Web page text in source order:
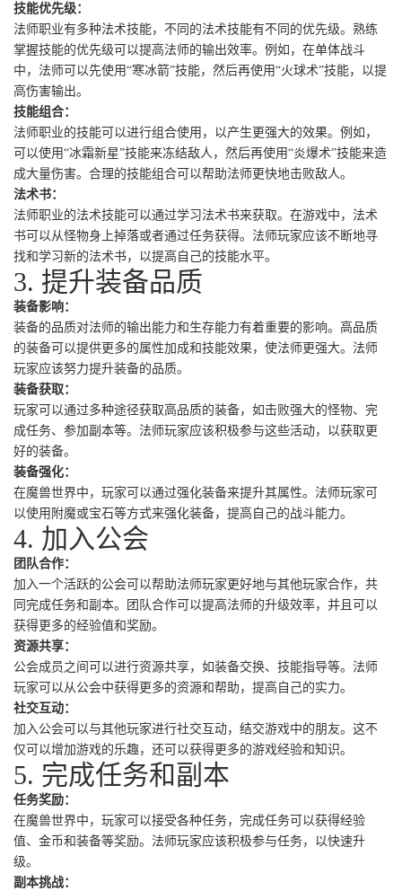
技能优先级：
法师职业有多种法术技能，不同的法术技能有不同的优先级。熟练
掌握技能的优先级可以提高法师的输出效率。例如，在单体战斗
中，法师可以先使用“寒冰箭”技能，然后再使用“火球术”技能，以提
高伤害输出。
技能组合：
法师职业的技能可以进行组合使用，以产生更强大的效果。例如，
可以使用“冰霜新星”技能来冻结敌人，然后再使用“炎爆术”技能来造
成大量伤害。合理的技能组合可以帮助法师更快地击败敌人。
法术书：
法师职业的法术技能可以通过学习法术书来获取。在游戏中，法术
书可以从怪物身上掉落或者通过任务获得。法师玩家应该不断地寻
找和学习新的法术书，以提高自己的技能水平。
3. 提升装备品质
装备影响：
装备的品质对法师的输出能力和生存能力有着重要的影响。高品质
的装备可以提供更多的属性加成和技能效果，使法师更强大。法师
玩家应该努力提升装备的品质。
装备获取：
玩家可以通过多种途径获取高品质的装备，如击败强大的怪物、完
成任务、参加副本等。法师玩家应该积极参与这些活动，以获取更
好的装备。
装备强化：
在魔兽世界中，玩家可以通过强化装备来提升其属性。法师玩家可
以使用附魔或宝石等方式来强化装备，提高自己的战斗能力。
4. 加入公会
团队合作：
加入一个活跃的公会可以帮助法师玩家更好地与其他玩家合作，共
同完成任务和副本。团队合作可以提高法师的升级效率，并且可以
获得更多的经验值和奖励。
资源共享：
公会成员之间可以进行资源共享，如装备交换、技能指导等。法师
玩家可以从公会中获得更多的资源和帮助，提高自己的实力。
社交互动：
加入公会可以与其他玩家进行社交互动，结交游戏中的朋友。这不
仅可以增加游戏的乐趣，还可以获得更多的游戏经验和知识。
5. 完成任务和副本
任务奖励：
在魔兽世界中，玩家可以接受各种任务，完成任务可以获得经验
值、金币和装备等奖励。法师玩家应该积极参与任务，以快速升
级。
副本挑战：